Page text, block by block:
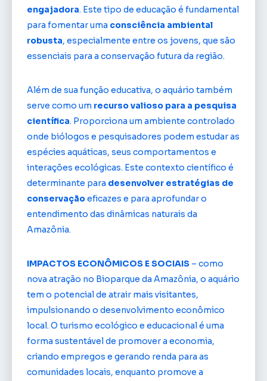
engajadora. Este tipo de educação é fundamental
para fomentar uma consciência ambiental
robusta, especialmente entre os jovens, que são
essenciais para a conservação futura da região.
Além de sua função educativa, o aquário também
serve como um recurso valioso para a pesquisa
científica. Proporciona um ambiente controlado
onde biólogos e pesquisadores podem estudar as
espécies aquáticas, seus comportamentos e
interações ecológicas. Este contexto científico é
determinante para desenvolver estratégias de
conservaçãoeficazes e para aprofundar o
entendimento das dinâmicas naturais da
Amazônia.
IMPACTOS ECONÔMICOS E SOCIAIS – como
nova atração no Bioparque da Amazônia, o aquário
tem o potencial de atrair mais visitantes,
impulsionando o desenvolvimento econômico
local. O turismo ecológico e educacional é uma
forma sustentável de promover a economia,
criando empregos e gerando renda para as
comunidades locais, enquanto promove a